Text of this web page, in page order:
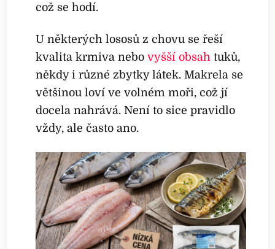
což se hodí.
U některých lososů z chovu se řeší
kvalita krmiva nebovyšší obsah tuků,
někdy i různé zbytky látek. Makrela se
většinou loví ve volném moři, což jí
docela nahrává. Není to sice pravidlo
vždy, ale často ano.